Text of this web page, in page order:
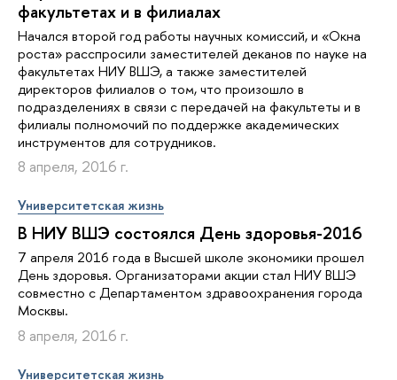
факультетах и в филиалах
Начался второй год работы научных комиссий, и «Окна
роста» расспросили заместителей деканов по науке на
факультетах НИУ ВШЭ, а также заместителей
директоров филиалов о том, что произошло в
подразделениях в связи с передачей на факультеты и в
филиалы полномочий по поддержке академических
инструментов для сотрудников.
8 апреля, 2016 г.
Университетская жизнь
В НИУ ВШЭ состоялся День здоровья-2016
7 апреля 2016 года в Высшей школе экономики прошел
День здоровья. Организаторами акции стал НИУ ВШЭ
совместно с Департаментом здравоохранения города
Москвы.
8 апреля, 2016 г.
Университетская жизнь